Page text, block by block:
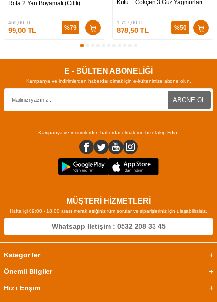
Rota 2 Yan Boyamalı (Ciltli)
469,00TL
99,00 TL %79
Kutu + Gökçen 3 Güz Yağmurları
1.757,00TL
878,50TL %50
E - BÜLTEN ABONELİĞİ
Kampanya ve indirimlerden haberdar olmak için e-bültenimize abone olun.
ABONE OL
Kampanya ve indirimlerden haberdar olmak için bizi Takip Edin!
MÜŞTERİ HİZMETLERİ
Hafta içi 09:00 - 18:00 arası merak ettiğiniz tüm sorular ve siparişleriniz için ulaşabilirsiniz.
Whatsapp İletişim : 0532 208 33 45
Kategoriler
Önemli Bilgiler
Hızlı Erişim